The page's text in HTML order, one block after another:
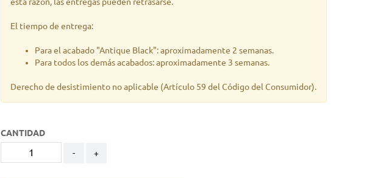
El tiempo de entrega:
Para el acabado "Antique Black": aproximadamente 2 semanas.
Para todos los demás acabados: aproximadamente 3 semanas.
Derecho de desistimiento no aplicable (Artículo 59 del Código del Consumidor).
CANTIDAD
- +